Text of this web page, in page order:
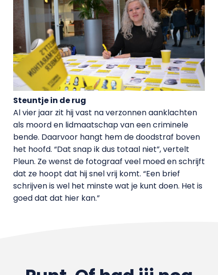
Steuntje in de rug
Al vier jaar zit hij vast na verzonnen aanklachten
als moord en lidmaatschap van een criminele
bende. Daarvoor hangt hem de doodstraf boven
het hoofd. “Dat snap ik dus totaal niet”, vertelt
Pleun. Ze wenst de fotograaf veel moed en schrijft
dat ze hoopt dat hij snel vrij komt. “Een brief
schrijven is wel het minste wat je kunt doen. Het is
goed dat dat hier kan.”